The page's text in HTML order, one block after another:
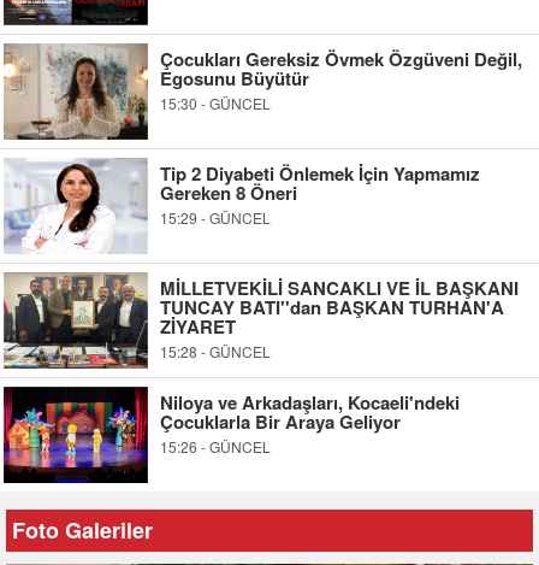
Çocukları Gereksiz Övmek Özgüveni Değil,
Egosunu Büyütür
15:30 - GÜNCEL
Tip 2 Diyabeti Önlemek İçin Yapmamız
Gereken 8 Öneri
15:29 - GÜNCEL
MİLLETVEKİLİ SANCAKLI VE İL BAŞKANI
TUNCAY BATI''dan BAŞKAN TURHAN'A
ZİYARET
15:28 - GÜNCEL
Niloya ve Arkadaşları, Kocaeli'ndeki
Çocuklarla Bir Araya Geliyor
15:26 - GÜNCEL
Foto Galeriler